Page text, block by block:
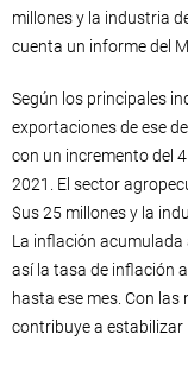
millones y la industria
cuenta un informe del
Según los principales
exportaciones de ese
con un incremento del
2021. El sector
$us 25 millones y la
La inflación acumulada
así la tasa de inflación
hasta ese mes. Con
contribuye a estabilizar